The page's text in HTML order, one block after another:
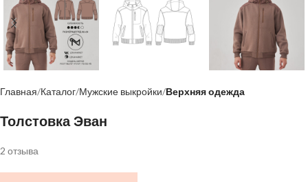
Главная Каталог Мужские выкройки Верхняя одежда
Толстовка Эван
2 отзыва